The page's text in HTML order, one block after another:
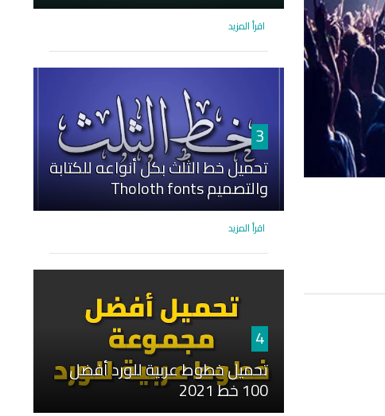
اقرأ المزيد
3
تحميل خط الثلث بكل أنواعه للكتابة
والتصميم Tholoth fonts
اقرأ المزيد
4
تحميل خطوط عربية للورد أفضل
100 خط 2021